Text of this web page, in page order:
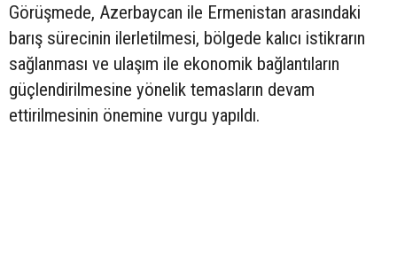
Görüşmede, Azerbaycan ile Ermenistan arasındaki
barış sürecinin ilerletilmesi, bölgede kalıcı istikrarın
sağlanması ve ulaşım ile ekonomik bağlantıların
güçlendirilmesine yönelik temasların devam
ettirilmesinin önemine vurgu yapıldı.